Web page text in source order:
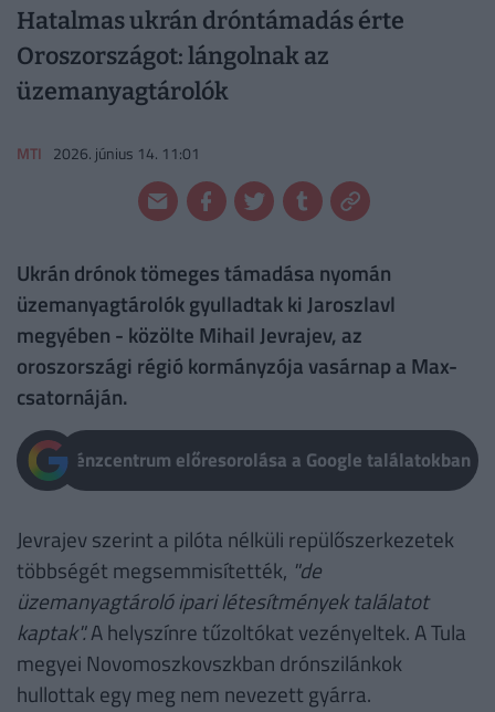
Hatalmas ukrán dróntámadás érte
Oroszországot: lángolnak az
üzemanyagtárolók
MTI 2026. június 14. 11:01
Ukrán drónok tömeges támadása nyomán
üzemanyagtárolók gyulladtak ki Jaroszlavl
megyében - közölte Mihail Jevrajev, az
oroszországi régió kormányzója vasárnap a Max-
csatornáján.
Pénzcentrum előresorolása a Google találatokban
Jevrajev szerint a pilóta nélküli repülőszerkezetek
többségét megsemmisítették, "de
üzemanyagtároló ipari létesítmények találatot
kaptak".A helyszínre tűzoltókat vezényeltek. A Tula
megyei Novomoszkovszkban drónszilánkok
hullottak egy meg nem nevezett gyárra.